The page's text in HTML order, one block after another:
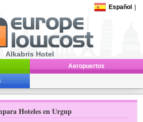
Español
Alkabris Hotel
Aeropuertos
Hoteles en Urgup